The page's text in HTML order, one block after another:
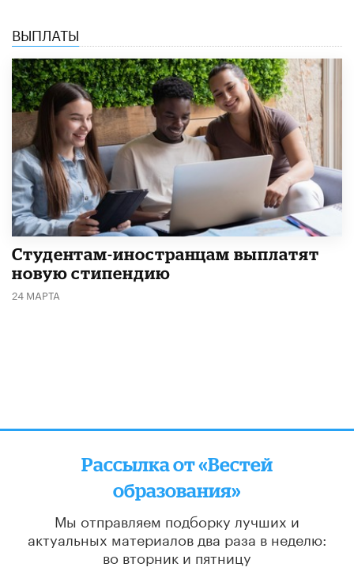
ВЫПЛАТЫ
Студентам-иностранцам выплатят
новую стипендию
24 МАРТА
Рассылка от «Вестей
образования»
Мы отправляем подборку лучших и
актуальных материалов два раза в неделю:
во вторник и пятницу